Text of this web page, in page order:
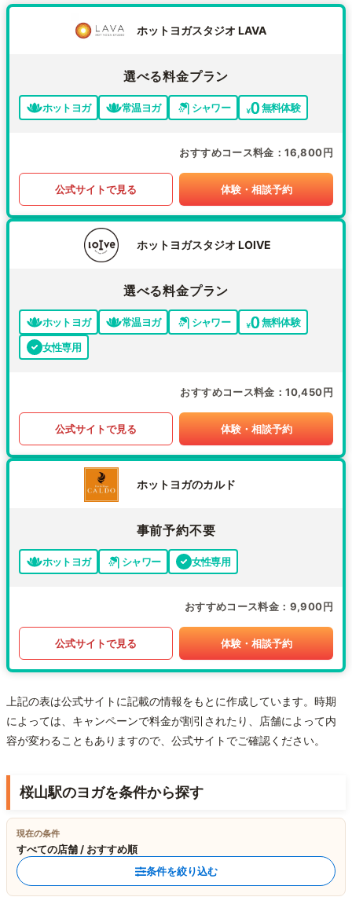
ホットヨガスタジオ LAVA
選べる料金プラン
ホットヨガ 常温ヨガ シャワー 無料体験
おすすめコース料金 16,800円
公式サイトで見る 体験・相談予約
ホットヨガスタジオ LOIVE
選べる料金プラン
ホットヨガ 常温ヨガ シャワー
無料体験
女性専用
おすすめコース料金 10,450円
公式サイトで見る 体験・相談予約
ホットヨガのカルド
事前予約不要
ホットヨガ シャワー 女性専用
おすすめコース料金 9,900円
公式サイトで見る 体験・相談予約
上記の表は公式サイトに記載の情報をもとに作成しています。時期
によっては、キャンペーンで料金が割引されたり、店舗によって内
容が変わることもありますので、公式サイトでご確認ください。
桜山駅のヨガを条件から探す
現在の条件
すべての店舗 / おすすめ順
条件を絞り込む